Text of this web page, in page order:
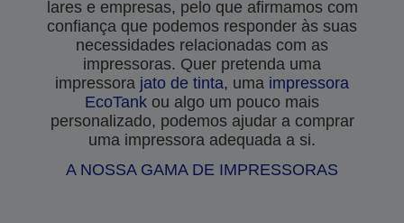
lares e empresas, pelo que afirmamos com
confiança que podemos responder às suas
necessidades relacionadas com as
impressoras. Quer pretenda uma
impressora jato de tinta, uma impressora
EcoTank ou algo um pouco mais
personalizado, podemos ajudar a comprar
uma impressora adequada a si.
A NOSSA GAMA DE IMPRESSORAS